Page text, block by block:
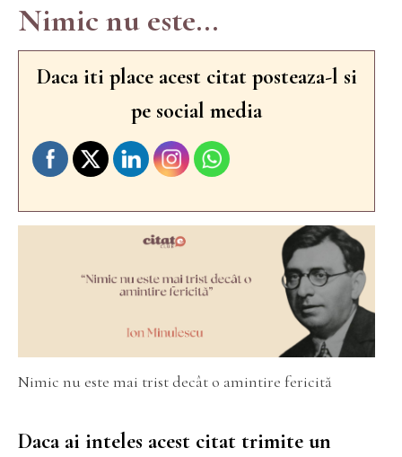
Nimic nu este...
Daca iti place acest citat posteaza-l si
pe social media
Nimic nu este mai trist decât o amintire fericită
Daca ai inteles acest citat trimite un